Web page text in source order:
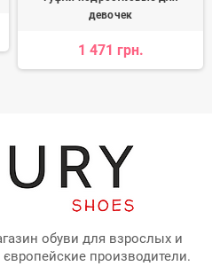
девочек
1 471 грн.
обуви для взрослых и
производители.